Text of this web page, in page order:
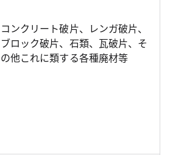
コンクリート破片、レンガ破片、
ブロック破片、石類、瓦破片、そ
の他これに類する各種廃材等